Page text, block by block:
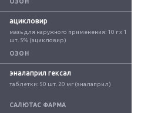
ОЗОН
ацикловир
мазь для наружного применения: 10 г x 1
шт. 5% (ацикловир)
ОЗОН
эналаприл гексал
таблетки: 50 шт. 20 мг (эналаприл)
САЛЮТАС ФАРМА